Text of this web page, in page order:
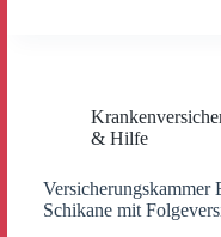
&
Berechnung
& Hilfe
Versicherungskammer
Schikane mit